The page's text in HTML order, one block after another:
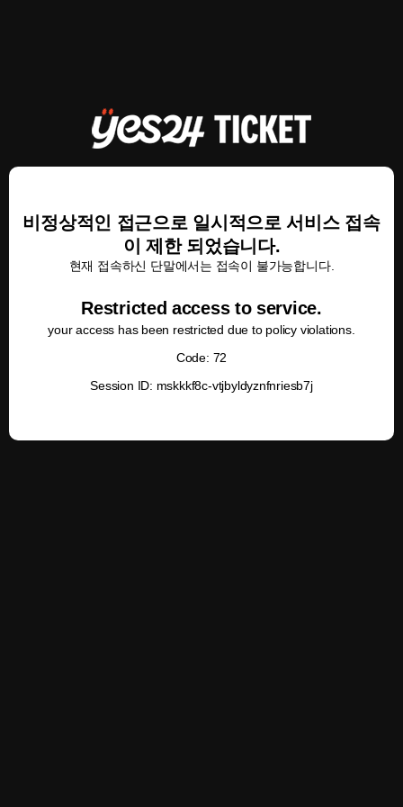
비정상적인 접근으로 일시적으로 서비스 접속
이 제한 되었습니다.
현재 접속하신 단말에서는 접속이 불가능합니다.
Restricted access to service.
your access has been restricted due to policy violations.
Code: 72
Session ID: mskkkf8c-vtjbyldyznfnriesb7j